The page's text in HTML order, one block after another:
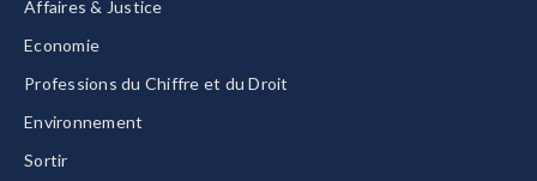
Affaires & Justice
Economie
Professions du Chiffre et du Droit
Environnement
Sortir